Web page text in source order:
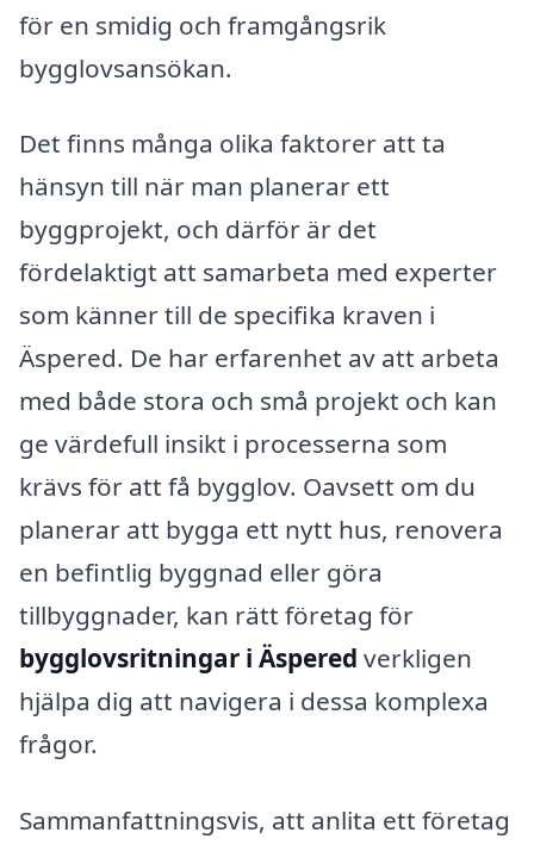
för en smidig och framgångsrik
bygglovsansökan.
Det finns många olika faktorer att ta
hänsyn till när man planerar ett
byggprojekt, och därför är det
fördelaktigt att samarbeta med experter
som känner till de specifika kraven i
Äspered. De har erfarenhet av att arbeta
med både stora och små projekt och kan
ge värdefull insikt i processerna som
krävs för att få bygglov. Oavsett om du
planerar att bygga ett nytt hus, renovera
en befintlig byggnad eller göra
tillbyggnader, kan rätt företag för
bygglovsritningar i Äspered verkligen
hjälpa dig att navigera i dessa komplexa
frågor.
Sammanfattningsvis, att anlita ett företag